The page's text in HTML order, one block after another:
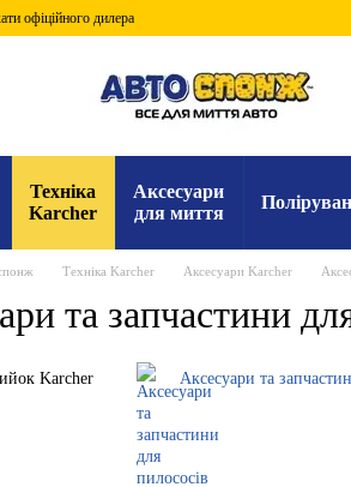
офіційного дилера
Техніка
Karcher
Аксесуари
для миття
Техніка Karcher Аксесуари Karcher
та запчастини
Karcher Аксесуари та